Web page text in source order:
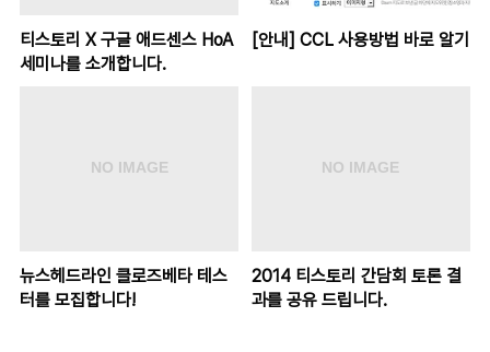
티스토리 X 구글 애드센스 HoA
세미나를 소개합니다.
[안내] CCL 사용방법 바로 알기
뉴스헤드라인 클로즈베타 테스
터를 모집합니다!
2014 티스토리 간담회 토론 결
과를 공유 드립니다.